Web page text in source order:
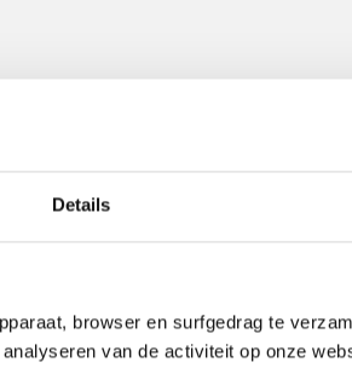
Details
browser en surfgedrag te
van de activiteit op onze